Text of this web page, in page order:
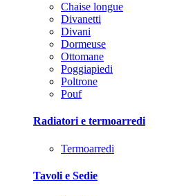
Chaise longue
Divanetti
Divani
Dormeuse
Ottomane
Poggiapiedi
Poltrone
Pouf
Radiatori e termoarredi
Termoarredi
Tavoli e Sedie